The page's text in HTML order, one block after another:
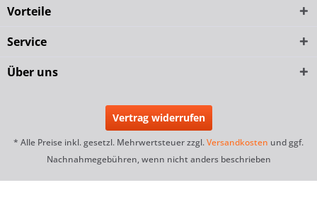
Vorteile
Service
Über uns
Vertrag widerrufen
* Alle Preise inkl. gesetzl. Mehrwertsteuer zzgl.Versandkosten und ggf.
Nachnahmegebühren, wenn nicht anders beschrieben